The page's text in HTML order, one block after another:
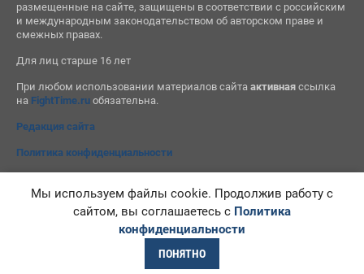
размещенные на сайте, защищены в соответствии с российским
и международным законодательством об авторском праве и
смежных правах.
Для лиц старше 16 лет
При любом использовании материалов сайта активнаяссылка
на FightTime.ruобязательна.
Редакция сайта
Политика конфиденциальности
Мы используем файлы cookie. Продолжив работу с
сайтом, вы соглашаетесь с Политика
конфиденциальности
ПОНЯТНО